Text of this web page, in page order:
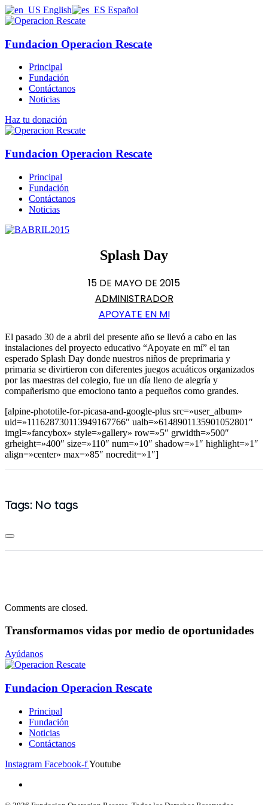
English Español
Fundacion Operacion Rescate
Principal
Fundación
Contáctanos
Noticias
Haz tu donación
Fundacion Operacion Rescate
Principal
Fundación
Contáctanos
Noticias
Splash Day
15 DE MAYO DE 2015
ADMINISTRADOR
APOYATE EN MI
El pasado 30 de a abril del presente año se llevó a cabo en las
instalaciones del proyecto educativo “Apoyate en mí” el tan
esperado Splash Day donde nuestros niños de preprimaria y
primaria se divirtieron con diferentes juegos acuáticos organizados
por las maestras del colegio, fue un día lleno de alegría y
compañerismo que emociono tanto a pequeños como grandes.
[alpine-phototile-for-picasa-and-google-plus src=»user_album»
uid=»111628730113949167766″ ualb=»6148901135901052801″
imgl=»fancybox» style=»gallery» row=»5″ grwidth=»500″
grheight=»400″ size=»110″ num=»10″ shadow=»1″ highlight=»1″
align=»center» max=»85″ nocredit=»1″]
Tags: No tags
Comments are closed.
Transformamos vidas por medio de oportunidades
Ayúdanos
Fundacion Operacion Rescate
Principal
Fundación
Noticias
Contáctanos
Instagram Facebook-fYoutube